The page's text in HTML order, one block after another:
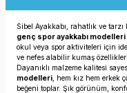
Sibel Ayakkabı, rahatlık ve
genç spor ayakkabı modelleri
okul veya spor aktiviteleri için
ve nefes alabilir kumaş
Dayanıklı malzeme kalitesi
modelleri , hem kız hem erkek
beğeni toplar. Şık görünüm,